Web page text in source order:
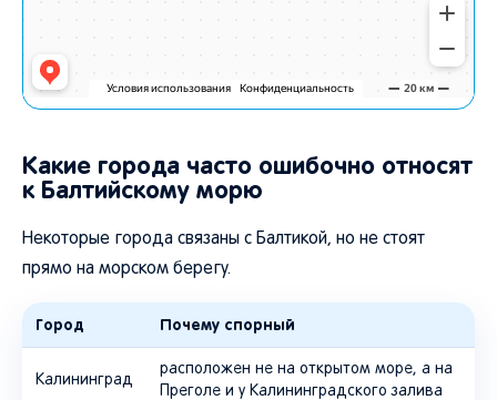
Какие города часто ошибочно относят
к Балтийскому морю
Некоторые города связаны с Балтикой, но не стоят
прямо на морском берегу.
Город Почему спорный
Калининград
расположен не на открытом море, а на
Преголе и у Калининградского залива